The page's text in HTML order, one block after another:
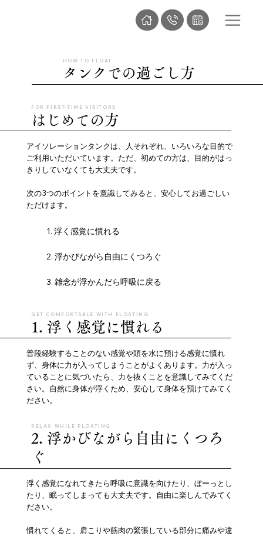
FOR FIRST-TIME VISITORS
はじめての方
アイソレーションタンクは、人それぞれ、いろいろな目的で
ご利用いただいています。ただ、初めての方は、目的がはっ
きりしていなくても大丈夫です。
次の3つのポイントを意識してみると、安心してお過ごしい
ただけます。
1. 浮く感覚に慣れる
2. 浮かびながら自由にくつろぐ
3. 雑念が浮かんだら呼吸に戻る
GET COMFORTABLE WITH FLOATING
1. 浮く感覚に慣れる
普段経験することのない感覚や頭を水に預ける感覚に慣れ
ず、身体に力が入ってしまうことがよくあります。力が入っ
ていることに気づいたら、力を抜くことを意識してみてくだ
さい。自然に身体が浮くため、安心して身体を預けてみてく
ださい。
RELAX WHILE FLOATING
2. 浮かびながら自由にくつろ
ぐ
浮く感覚になれてきたら呼吸に意識を向けたり、ぼーっとし
たり、眠ってしまっても大丈夫です。自由に楽しんでみてく
ださい。
慣れてくると、肩こりや筋肉の緊張している部分に痛みや違
HOW TO FLOAT
タンクでの過ごし方